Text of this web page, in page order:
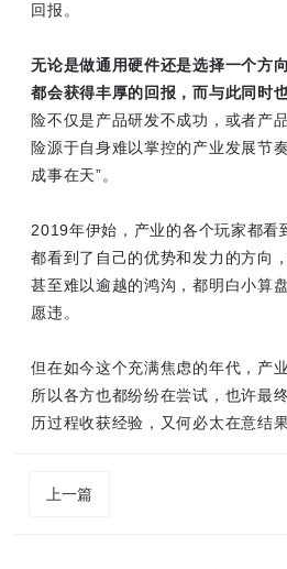
回报。
无论是做通用硬件还是选择一个方
都会获得丰厚的回报，而与此同时
险不仅是产品研发不成功，或者产
险源于自身难以掌控的产业发展节
成事在天”。
2019年伊始，产业的各个玩家都看
都看到了自己的优势和发力的方向
甚至难以逾越的鸿沟，都明白小算
愿违。
但在如今这个充满焦虑的年代，产
所以各方也都纷纷在尝试，也许最
历过程收获经验，又何必太在意结果
上一篇